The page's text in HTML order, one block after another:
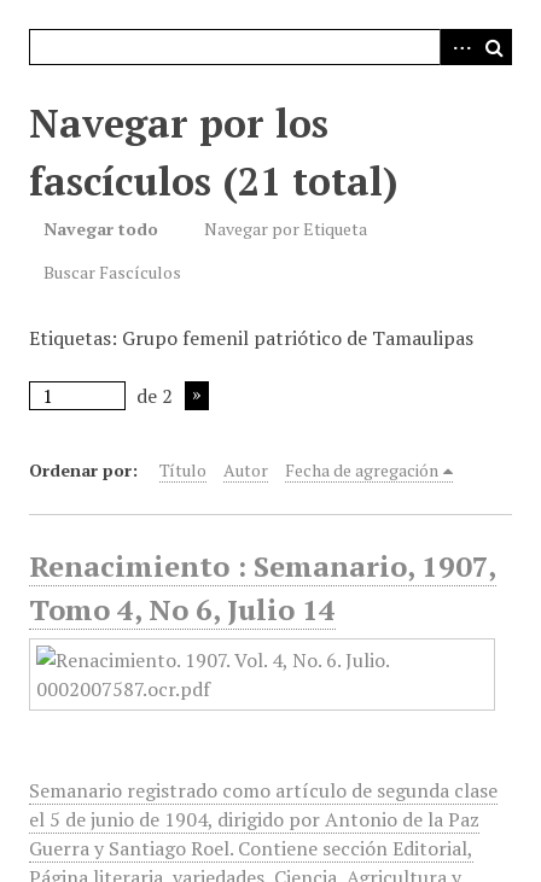
Navegar por los
fascículos (21 total)
Navegar todo
Navegar por Etiqueta
Buscar Fascículos
Etiquetas: Grupo femenil patriótico de Tamaulipas
de 2
Ordenar por: Título Autor Fecha de agregación
Renacimiento : Semanario, 1907,
Tomo 4, No 6, Julio 14
Semanario registrado como artículo de segunda clase
el 5 de junio de 1904, dirigido por Antonio de la Paz
Guerra y Santiago Roel. Contiene sección Editorial,